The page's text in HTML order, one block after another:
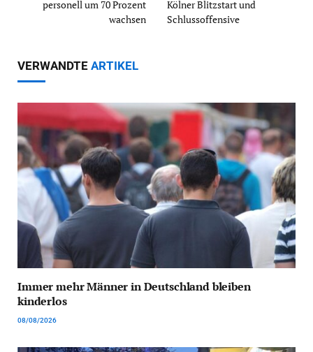
personell um 70 Prozent
wachsen
Kölner Blitzstart und
Schlussoffensive
VERWANDTE ARTIKEL
Immer mehr Männer in Deutschland bleiben
kinderlos
08/08/2026